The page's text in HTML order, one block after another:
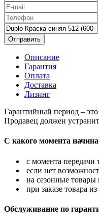
Отправить
Описание
Гарантия
Оплата
Доставка
Лизинг
Гарантийный период – это
Продавец должен
С какого момента
с момента передачи
если нет
на сезонные товары
при заказе товара
Обслуживание по